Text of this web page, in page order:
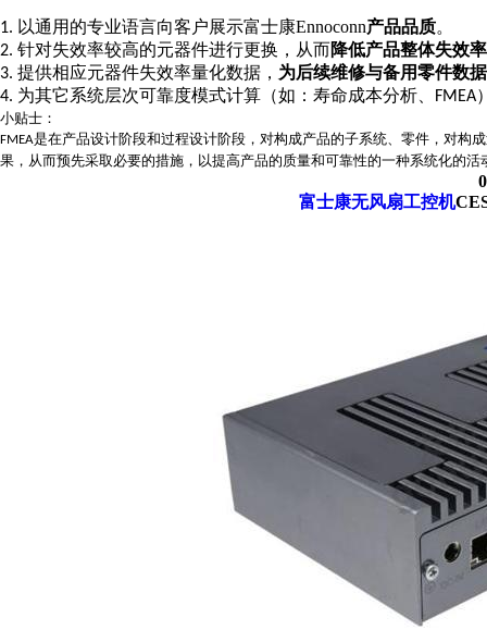
1. 以通用的专业语言向客户展示富士康Ennoconn产品品质。
2. 针对失效率较高的元器件进行更换，从而降低产品整体失效率
3. 提供相应元器件失效率量化数据， 为后续维修与备用零件数
4. 为其它系统层次可靠度模式计算（如：寿命成本分析、 FMEA
小贴士：
FMEA是在产品设计阶段和过程设计阶段，对构成产品的子系统、零件，对构
果，从而预先采取必要的措施，以提高产品的质量和可靠性的一种系统化的活
富士康无风扇工控机